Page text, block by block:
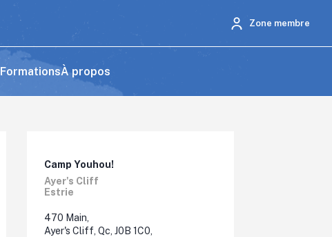
Zone membre
FormationsÀ propos
Camp Youhou!
Ayer's Cliff
Estrie
470 Main,
Ayer's Cliff, Qc, J0B 1C0,